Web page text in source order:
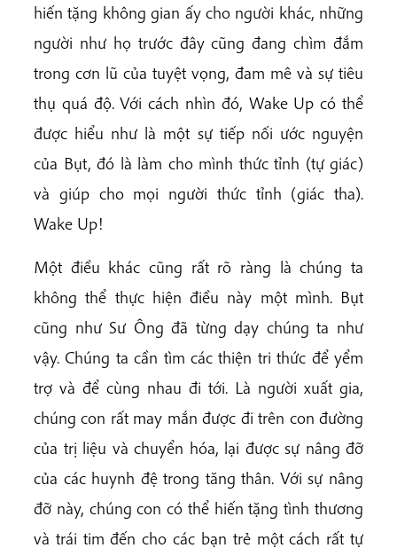
hiến tặng không gian ấy cho người khác, những
người như họ trước đây cũng đang chìm đắm
trong cơn lũ của tuyệt vọng, đam mê và sự tiêu
thụ quá độ. Với cách nhìn đó, Wake Up có thể
được hiểu như là một sự tiếp nối ước nguyện
của Bụt, đó là làm cho mình thức tỉnh (tự giác)
và giúp cho mọi người thức tỉnh (giác tha).
Wake Up!
Một điều khác cũng rất rõ ràng là chúng ta
không thể thực hiện điều này một mình. Bụt
cũng như Sư Ông đã từng dạy chúng ta như
vậy. Chúng ta cần tìm các thiện tri thức để yểm
trợ và để cùng nhau đi tới. Là người xuất gia,
chúng con rất may mắn được đi trên con đường
của trị liệu và chuyển hóa, lại được sự nâng đỡ
của các huynh đệ trong tăng thân. Với sự nâng
đỡ này, chúng con có thể hiến tặng tình thương
và trái tim đến cho các bạn trẻ một cách rất tự